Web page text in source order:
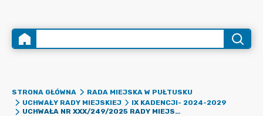
STRONA GŁÓWNA
RADA MIEJSKA W PUŁTUSKU
UCHWAŁY RADY MIEJSKIEJ
IX KADENCJI- 2024-2029
UCHWAŁA NR XXX/249/2025 RADY MIEJSKIEJ W PUŁTUSKU Z DNIA 29 GRUDNIA 2025 R. W SPRAWIE ZMIANY WIELOLETNIEJ PROGNOZY FINANSOWEJ GMINY PUŁTUSK